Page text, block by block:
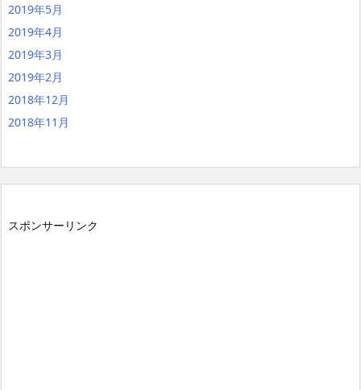
2019年5月
2019年4月
2019年3月
2019年2月
2018年12月
2018年11月
スポンサーリンク